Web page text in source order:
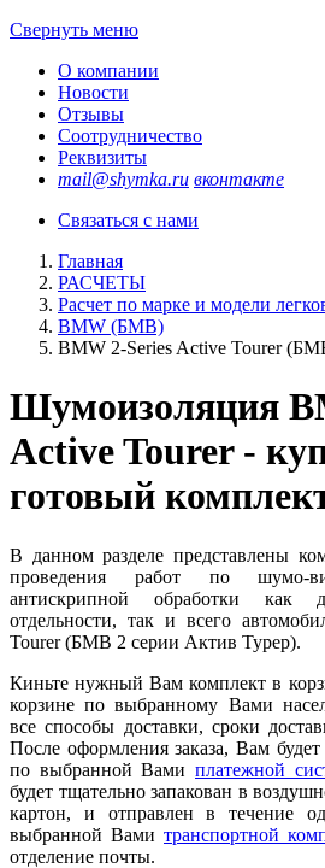
Свернуть меню
О компании
Новости
Отзывы
Соотрудничество
Реквизиты
mail@shymka.ru вконтакте
Связаться с нами
Главная
РАСЧЕТЫ
Расчет по марке и модели
BMW (БМВ)
BMW 2-Series Active Tourer
Шумоизоляция
Active Tourer -
готовый
В данном разделе представлены
проведения работ по шумо-
антискрипной обработки как
отдельности, так и всего
Tourer (БМВ 2 серии Актив Турер).
Киньте нужный Вам комплект в
корзине по выбранному Вами
все способы доставки, сроки
После оформления заказа, Вам
по выбранной Вами платежной
будет тщательно запакован в
картон, и отправлен в течение
выбранной Вами транспортной
отделение почты.